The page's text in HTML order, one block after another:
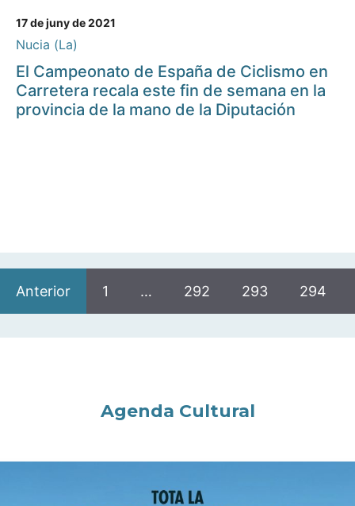
17 de juny de 2021
Nucia (La)
El Campeonato de España de Ciclismo en
Carretera recala este fin de semana en la
provincia de la mano de la Diputación
Anterior 1 … 292 293 294
Agenda Cultural